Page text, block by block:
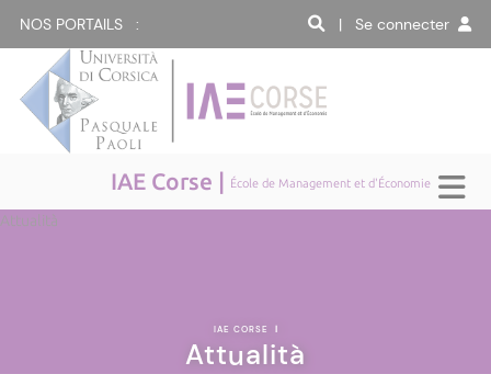
NOS PORTAILS : | Se connecter
IAE Corse | École de Management et d'Économie
Attualità
IAE CORSE |
Attualità